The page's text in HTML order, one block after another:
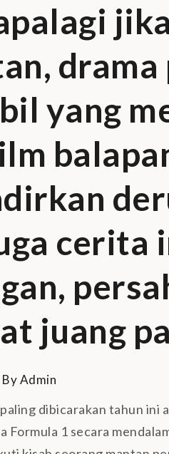
yang
cerita
juang
ByAdmin
dibicarakan tahun ini
Formula 1 secara